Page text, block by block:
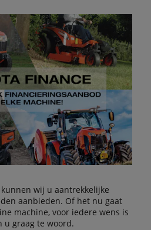
wij u aantrekkelijke
aanbieden. Of het nu gaat
machine, voor iedere wens is
u graag te woord.